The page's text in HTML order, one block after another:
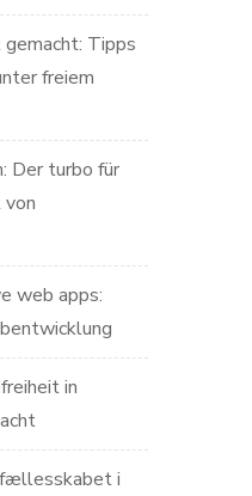
Tipps
freiem
Der turbo für
web apps:
in
i